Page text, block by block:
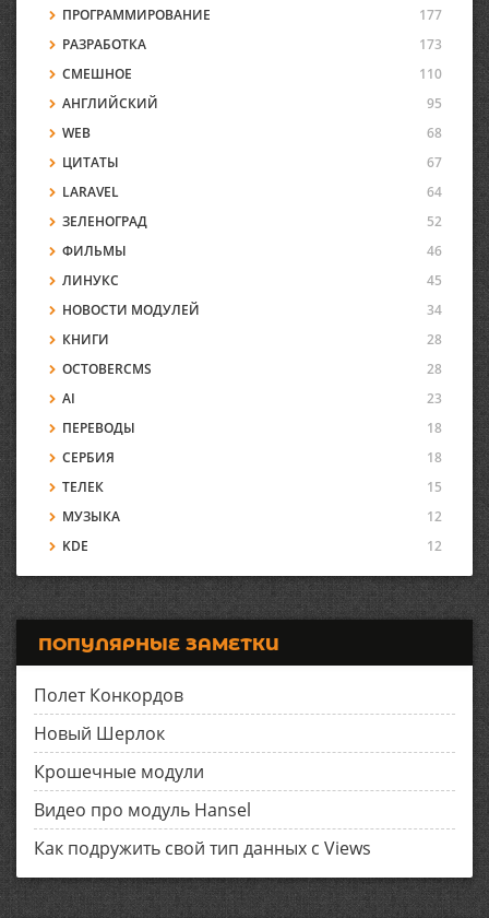
ПРОГРАММИРОВАНИЕ
177
РАЗРАБОТКА
173
СМЕШНОЕ
110
АНГЛИЙСКИЙ
95
WEB
68
ЦИТАТЫ
67
LARAVEL
64
ЗЕЛЕНОГРАД
52
ФИЛЬМЫ
46
ЛИНУКС
45
НОВОСТИ МОДУЛЕЙ
34
КНИГИ
28
OCTOBERCMS
28
AI
23
ПЕРЕВОДЫ
18
СЕРБИЯ
18
ТЕЛЕК
15
МУЗЫКА
12
KDE
12
ПОПУЛЯРНЫЕ ЗАМЕТКИ
Полет Конкордов
Новый Шерлок
Крошечные модули
Видео про модуль Hansel
Как подружить свой тип данных с Views